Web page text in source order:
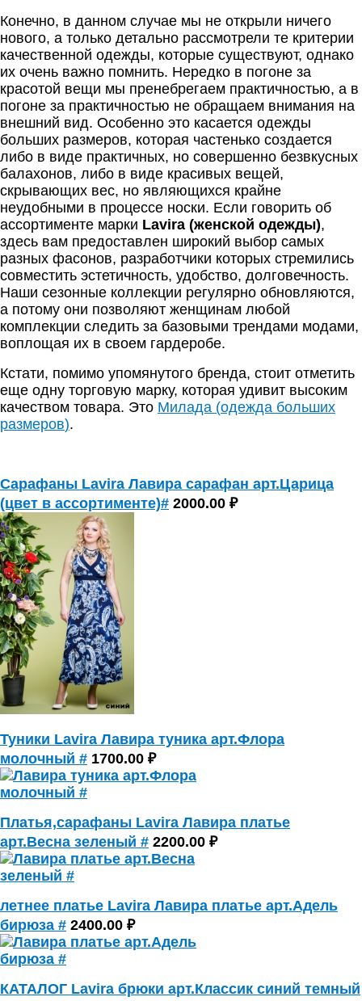
Конечно, в данном случае мы не открыли ничего
нового, а только детально рассмотрели те критерии
качественной одежды, которые существуют, однако
их очень важно помнить. Нередко в погоне за
красотой вещи мы пренебрегаем практичностью, а в
погоне за практичностью не обращаем внимания на
внешний вид. Особенно это касается одежды
больших размеров, которая частенько создается
либо в виде практичных, но совершенно безвкусных
балахонов, либо в виде красивых вещей,
скрывающих вес, но являющихся крайне
неудобными в процессе носки. Если говорить об
ассортименте марки Lavira (женской одежды),
здесь вам предоставлен широкий выбор самых
разных фасонов, разработчики которых стремились
совместить эстетичность, удобство, долговечность.
Наши сезонные коллекции регулярно обновляются,
а потому они позволяют женщинам любой
комплекции следить за базовыми трендами модами,
воплощая их в своем гардеробе.
Кстати, помимо упомянутого бренда, стоит отметить
еще одну торговую марку, которая удивит высоким
качеством товара. Это Милада (одежда больших
размеров).
Сарафаны Lavira Лавира сарафан арт.Царица
(цвет в ассортименте)# 2000.00 ₽
Туники Lavira Лавира туника арт.Флора
молочный # 1700.00 ₽
Платья,сарафаны Lavira Лавира платье
арт.Весна зеленый # 2200.00 ₽
летнее платье Lavira Лавира платье арт.Адель
бирюза # 2400.00 ₽
КАТАЛОГ Lavira брюки арт.Классик синий темный